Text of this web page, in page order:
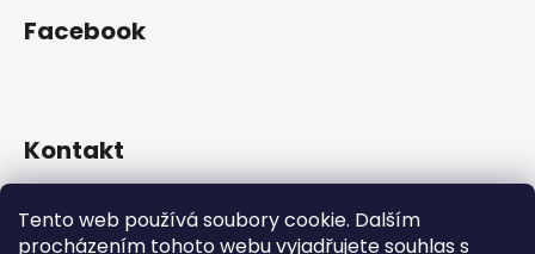
Tento web používá soubory cookie. Dalším
procházením tohoto webu vyjadřujete souhlas s
Facebook
Kontakt
+420 739 522 572